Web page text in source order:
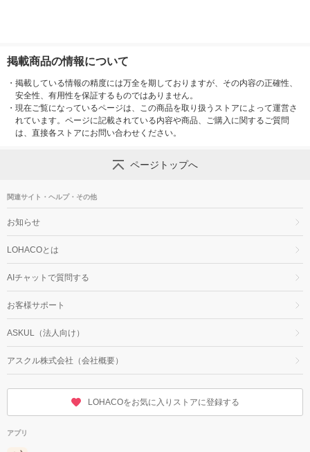
掲載商品の情報について
・ 掲載している情報の精度には万全を期しておりますが、その内容の正確性、
安全性、有用性を保証するものではありません。
・ 現在ご覧になっているページは、この商品を取り扱うストアによって運営さ
れています。ページに記載されている内容や商品、ご購入に関するご質問
は、直接各ストアにお問い合わせください。
ページトップへ
関連サイト・ヘルプ・その他
お知らせ
LOHACOとは
AIチャットで質問する
お客様サポート
ASKUL（法人向け）
アスクル株式会社（会社概要）
LOHACOをお気に入りストアに登録する
アプリ